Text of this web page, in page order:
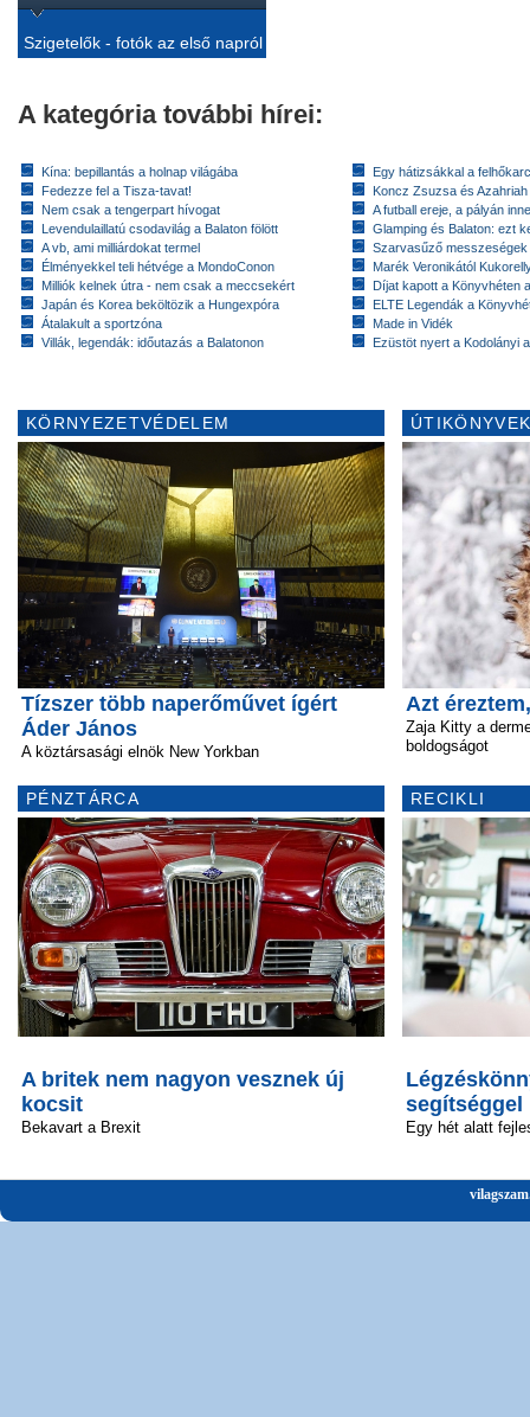
Szigetelők - fotók az első napról
A kategória további hírei:
Kína: bepillantás a holnap világába
Fedezze fel a Tisza-tavat!
Nem csak a tengerpart hívogat
Levendulaillatú csodavilág a Balaton fölött
A vb, ami milliárdokat termel
Élményekkel teli hétvége a MondoConon
Milliók kelnek útra - nem csak a meccsekért
Japán és Korea beköltözik a Hungexpóra
Átalakult a sportzóna
Villák, legendák: időutazás a Balatonon
Egy hátizsákkal a
Koncz Zsuzsa és
A futball ereje, a pályán
Glamping és Balaton: ezt
Szarvasűző messzeségek
Marék Veronikától
Díjat kapott a Könyvhéten
ELTE Legendák a
Made in Vidék
Ezüstöt nyert a Kodolányi
KÖRNYEZETVÉDELEM
Tízszer több naperőművet ígért
Áder János
A köztársasági elnök New Yorkban
PÉNZTÁRCA
A britek nem nagyon vesznek új
kocsit
Bekavart a Brexit
Azt
Zaja Kitty a
boldogságot
RECIKLI
segítséggel
Egy hét alatt